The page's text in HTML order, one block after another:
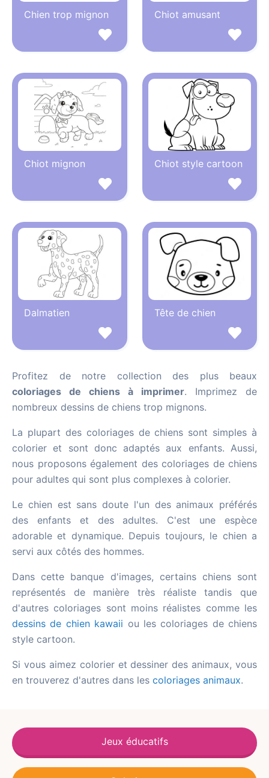
Chien trop mignon Chiot amusant
Chiot mignon Chiot style cartoon
Dalmatien Tête de chien
Profitez de notre collection des plus beaux
coloriages de chiens à imprimer. Imprimez de
nombreux dessins de chiens trop mignons.
La plupart des coloriages de chiens sont simples à
colorier et sont donc adaptés aux enfants. Aussi,
nous proposons également des coloriages de chiens
pour adultes qui sont plus complexes à colorier.
Le chien est sans doute l'un des animaux préférés
des enfants et des adultes. C'est une espèce
adorable et dynamique. Depuis toujours, le chien a
servi aux côtés des hommes.
Dans cette banque d'images, certains chiens sont
représentés de manière très réaliste tandis que
d'autres coloriages sont moins réalistes comme les
dessins de chien kawaii ou les coloriages de chiens
style cartoon.
Si vous aimez colorier et dessiner des animaux, vous
en trouverez d'autres dans les coloriages animaux.
Jeux éducatifs